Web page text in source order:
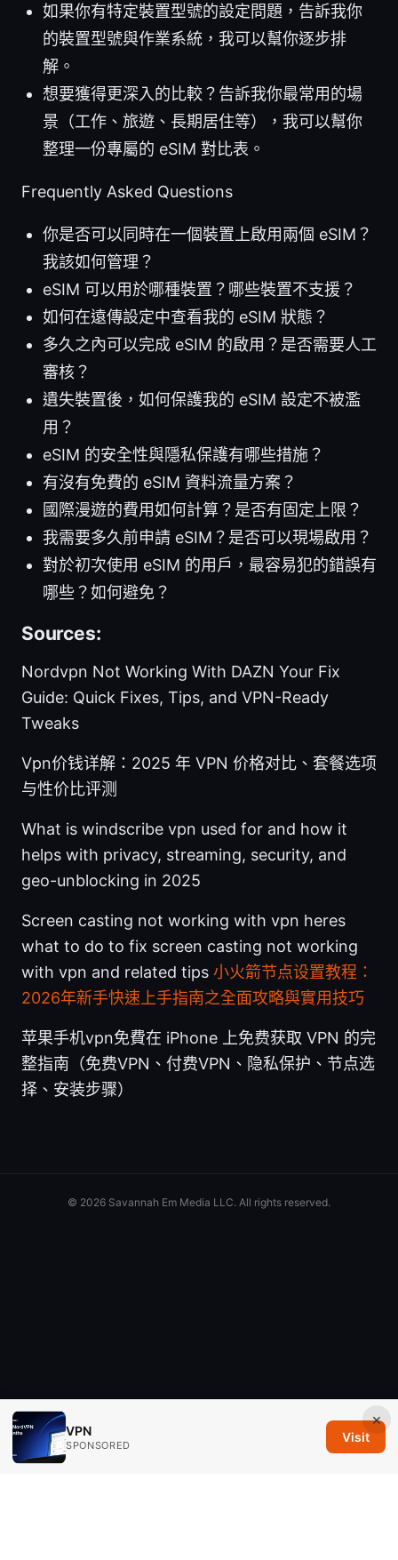
如果你有特定裝置型號的設定問題，告訴我你
的裝置型號與作業系統，我可以幫你逐步排
解。
想要獲得更深入的比較？告訴我你最常用的場
景（工作、旅遊、長期居住等），我可以幫你
整理一份專屬的 eSIM 對比表。
Frequently Asked Questions
你是否可以同時在一個裝置上啟用兩個 eSIM？
我該如何管理？
eSIM 可以用於哪種裝置？哪些裝置不支援？
如何在遠傳設定中查看我的 eSIM 狀態？
多久之內可以完成 eSIM 的啟用？是否需要人工
審核？
遺失裝置後，如何保護我的 eSIM 設定不被濫
用？
eSIM 的安全性與隱私保護有哪些措施？
有沒有免費的 eSIM 資料流量方案？
國際漫遊的費用如何計算？是否有固定上限？
我需要多久前申請 eSIM？是否可以現場啟用？
對於初次使用 eSIM 的用戶，最容易犯的錯誤有
哪些？如何避免？
Sources:
Nordvpn Not Working With DAZN Your Fix
Guide: Quick Fixes, Tips, and VPN-Ready
Tweaks
Vpn价钱详解：2025 年 VPN 价格对比、套餐选项
与性价比评测
What is windscribe vpn used for and how it
helps with privacy, streaming, security, and
geo-unblocking in 2025
Screen casting not working with vpn heres
what to do to fix screen casting not working
with vpn and related tips 小火箭节点设置教程：
2026年新手快速上手指南之全面攻略與實用技巧
苹果手机vpn免費在 iPhone 上免费获取 VPN 的完
整指南（免费VPN、付费VPN、隐私保护、节点选
择、安装步骤）
×
VPN
SPONSORED
Visit
© 2026 Savannah Em Media LLC. All rights reserved.